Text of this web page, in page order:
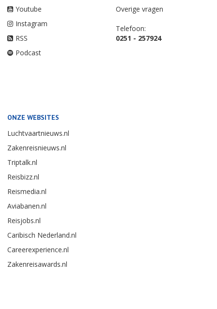
Youtube
Instagram
RSS
Podcast
Overige vragen
Telefoon:
0251 - 257924
ONZE WEBSITES
Luchtvaartnieuws.nl
Zakenreisnieuws.nl
Triptalk.nl
Reisbizz.nl
Reismedia.nl
Aviabanen.nl
Reisjobs.nl
Caribisch Nederland.nl
Careerexperience.nl
Zakenreisawards.nl